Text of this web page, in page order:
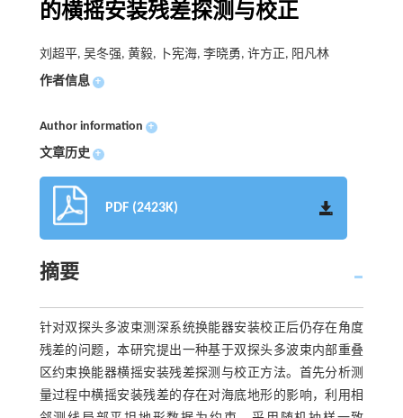
的横摇安装残差探测与校正
刘超平, 吴冬强, 黄毅, 卜宪海, 李晓勇, 许方正, 阳凡林
作者信息 +
Author information +
文章历史 +
PDF (2423K)
摘要
针对双探头多波束测深系统换能器安装校正后仍存在角度
残差的问题，本研究提出一种基于双探头多波束内部重叠
区约束换能器横摇安装残差探测与校正方法。首先分析测
量过程中横摇安装残差的存在对海底地形的影响，利用相